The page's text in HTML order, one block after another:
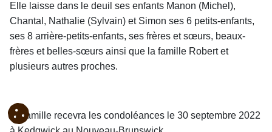
Elle laisse dans le deuil ses enfants Manon (Michel),
Chantal, Nathalie (Sylvain) et Simon ses 6 petits-enfants,
ses 8 arrière-petits-enfants, ses frères et sœurs, beaux-
frères et belles-sœurs ainsi que la famille Robert et
plusieurs autres proches.
La famille recevra les condoléances le 30 septembre 2022